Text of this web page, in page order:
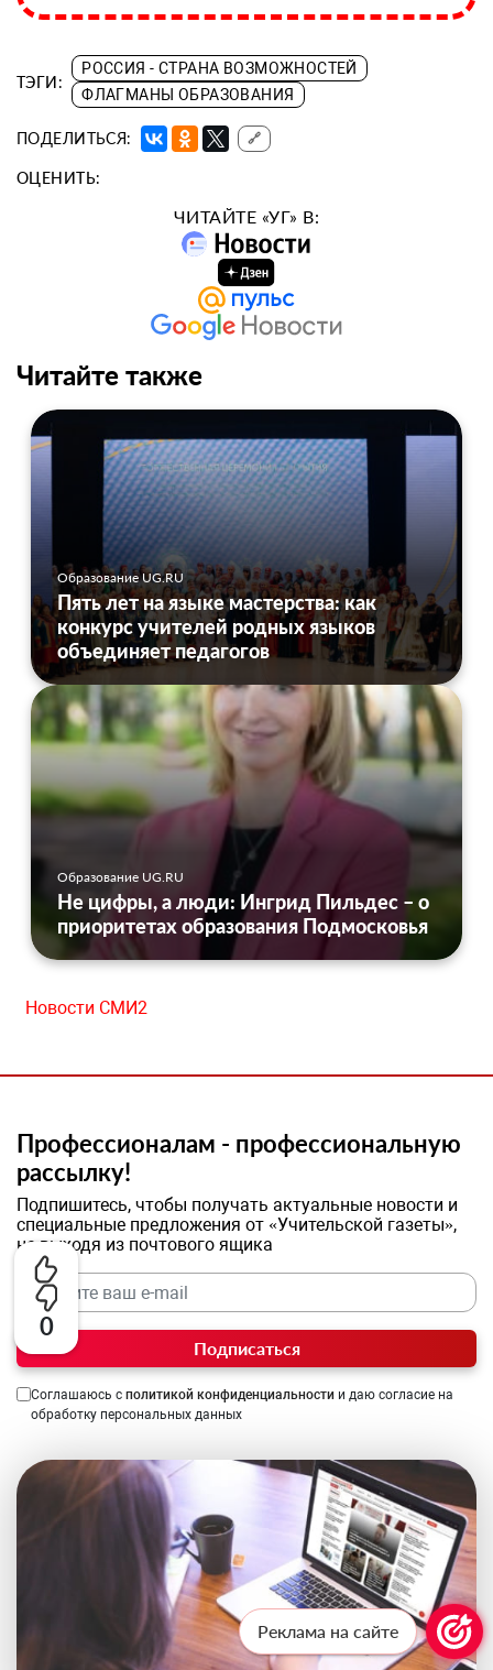
0
ТЭГИ:
РОССИЯ - СТРАНА ВОЗМОЖНОСТЕЙ
ФЛАГМАНЫ ОБРАЗОВАНИЯ
ПОДЕЛИТЬСЯ: 🔗
ОЦЕНИТЬ:
ЧИТАЙТЕ «УГ» В:
Читайте также
Образование UG.RU
Пять лет на языке мастерства: как
конкурс учителей родных языков
объединяет педагогов
Образование UG.RU
Не цифры, а люди: Ингрид Пильдес – о
приоритетах образования Подмосковья
Новости СМИ2
Профессионалам - профессиональную
рассылку!
Подпишитесь, чтобы получать актуальные новости и
специальные предложения от «Учительской газеты»,
не выходя из почтового ящика
Подписаться
Соглашаюсь с политикой конфиденциальности и даю согласие на
обработку персональных данных
Реклама на сайте